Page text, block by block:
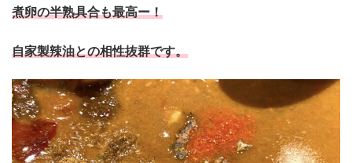
煮卵の半熟具合も最高ー！
自家製辣油との相性抜群です。